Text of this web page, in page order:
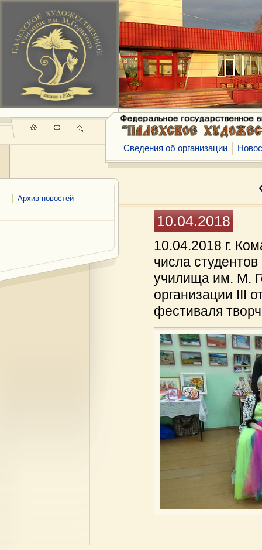
Архив новостей
Сведения об организации
10.04.2018
10.04.2018 г.
числа
училища им. М.
организации III
фестиваля